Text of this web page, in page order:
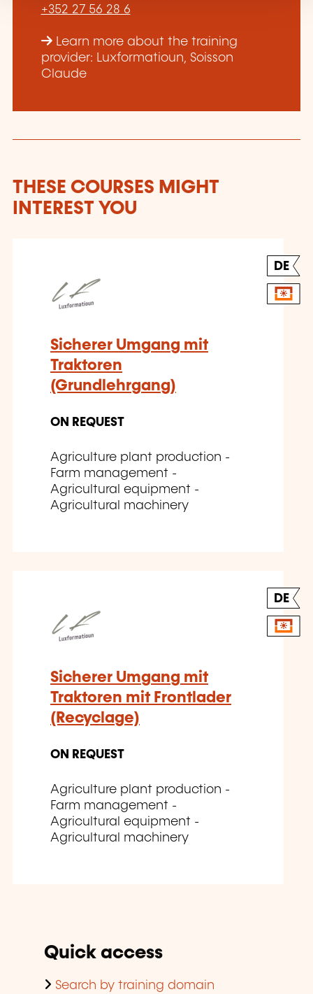
+352 27 56 28 6
Learn more about the training
provider: Luxformatioun, Soisson
Claude
THESE COURSES MIGHT
INTEREST YOU
DE
Sicherer Umgang mit
Traktoren
(Grundlehrgang)
ON REQUEST
Agriculture plant production -
Farm management -
Agricultural equipment -
Agricultural machinery
DE
Sicherer Umgang mit
Traktoren mit Frontlader
(Recyclage)
ON REQUEST
Agriculture plant production -
Farm management -
Agricultural equipment -
Agricultural machinery
Quick access
Search by training domain